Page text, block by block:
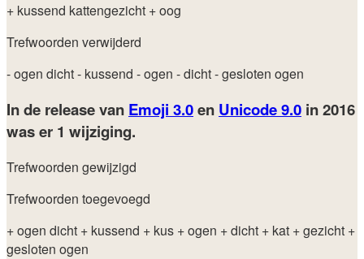
+ kussend kattengezicht + oog
Trefwoorden verwijderd
- ogen dicht- kussend - ogen - dicht- gesloten ogen
In de release van Emoji 3.0en Unicode 9.0 in 2016
was er 1 wijziging.
Trefwoorden gewijzigd
Trefwoorden toegevoegd
+ ogen dicht + kussend + kus + ogen + dicht + kat + gezicht +
gesloten ogen